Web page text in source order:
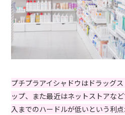
プチプラアイシャドウはドラッグ
ップ、また最近はネットストアな
入までのハードルが低いという利点